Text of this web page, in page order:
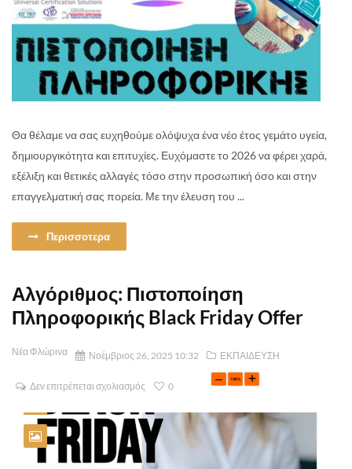
Θα θέλαμε να σας ευχηθούμε ολόψυχα ένα νέο έτος γεμάτο υγεία,
δημιουργικότητα και επιτυχίες. Ευχόμαστε το 2026 να φέρει χαρά,
εξέλιξη και θετικές αλλαγές τόσο στην προσωπική όσο και στην
επαγγελματική σας πορεία. Με την έλευση του ...
Περισσοτερα
Αλγόριθμος: Πιστοποίηση
Πληροφορικής Black Friday Offer
Νέα Φλώρινα Νοέμβριος 26, 2025 10:32 ΕΚΠΑΙΔΕΥΣΗ
Δεν επιτρέπεται σχολιασμός 0